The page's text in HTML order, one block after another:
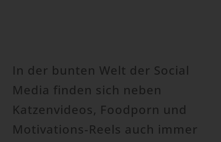
In der bunten Welt der Social
Media finden sich neben
Katzenvideos, Foodporn und
Motivations-Reels auch immer